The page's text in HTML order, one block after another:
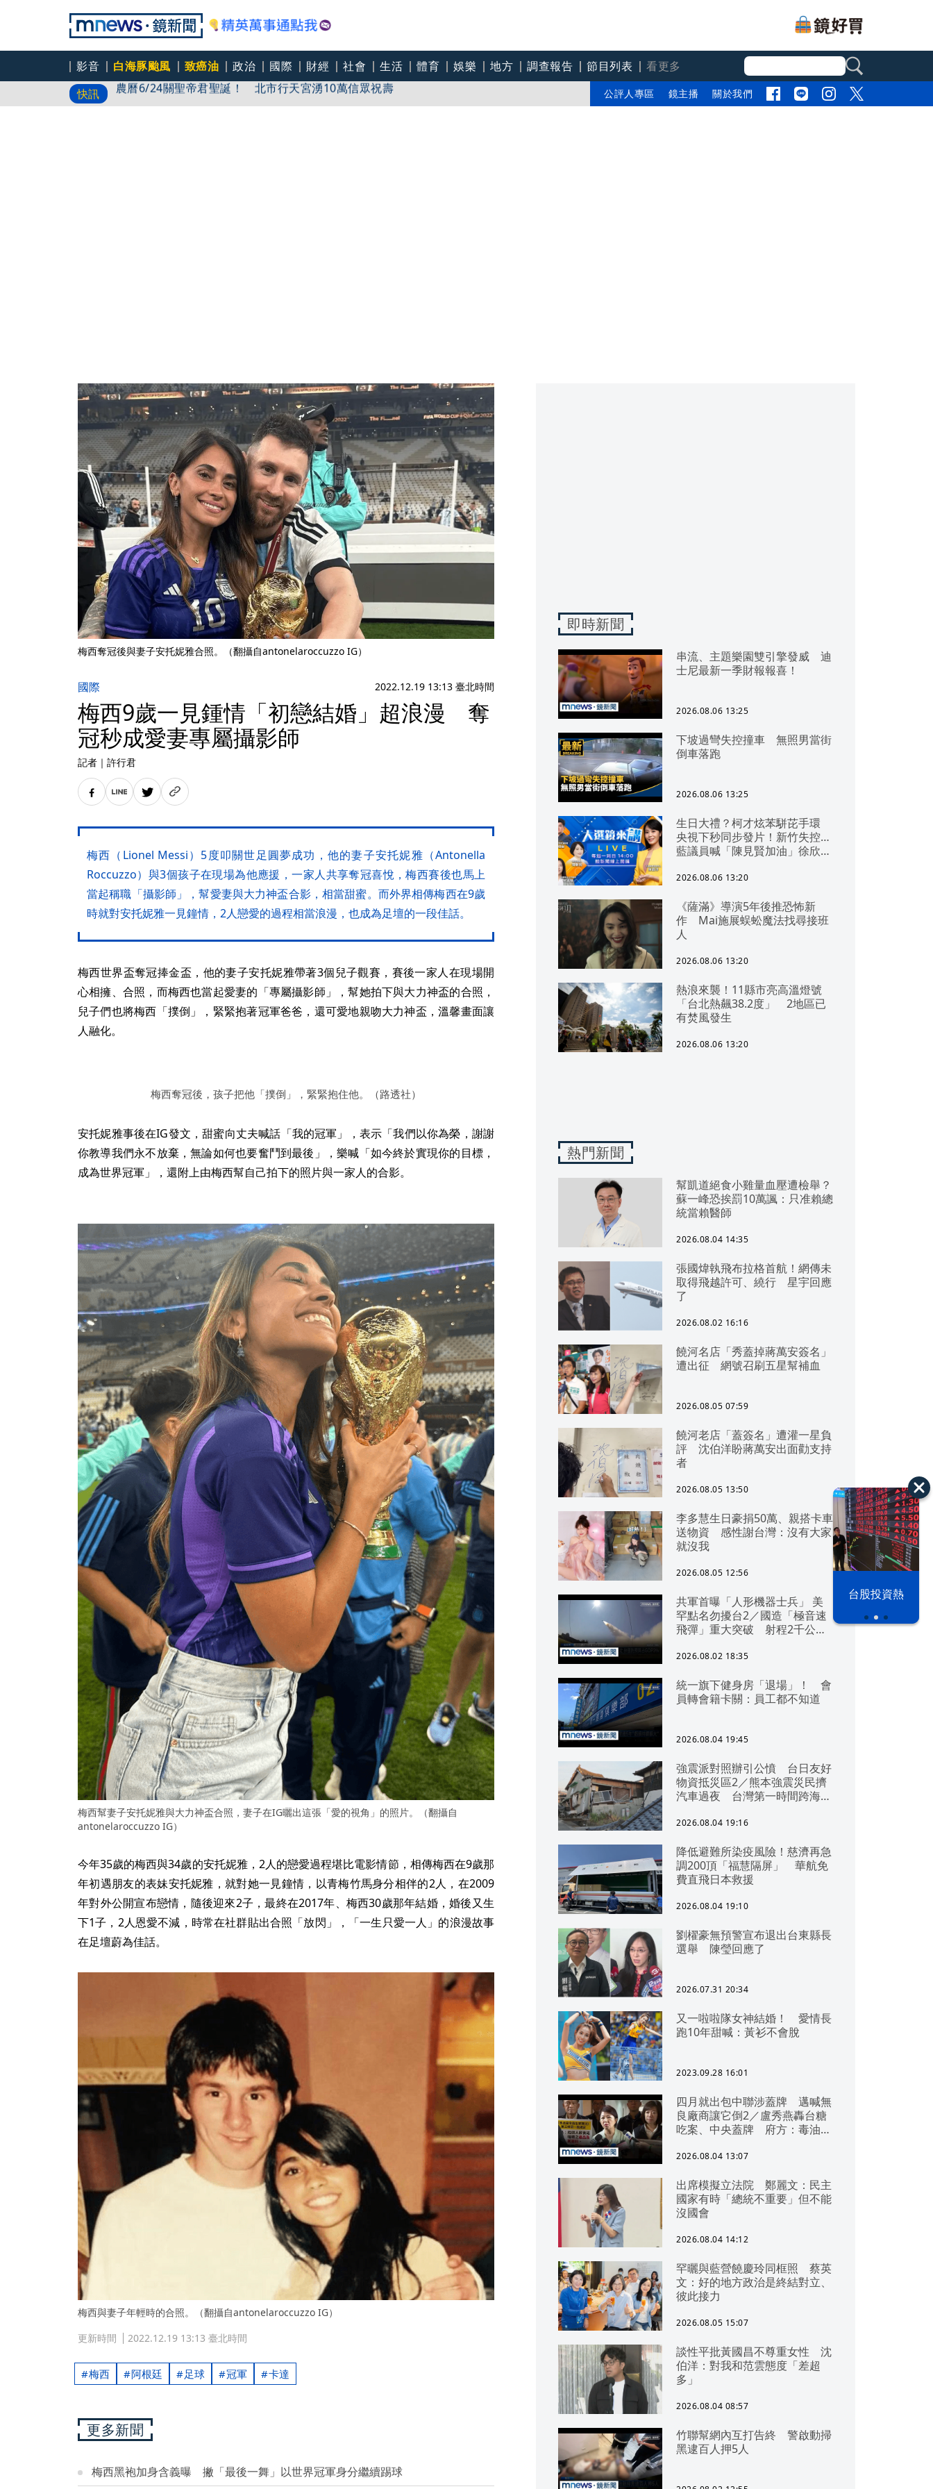
影音 白海豚颱風 致癌油 政治 國際 財經 社會 生活 體育 娛樂 地方 調查報告 節目列表
看更多
快訊
農曆6/24關聖帝君聖誕！ 北市行天宮湧10萬信眾祝壽
王柏融10局下敲「再見安」 台鋼7:6氣走樂天
公評人專區 鏡主播 關於我們
之下
台股投資熱
梅西奪冠後與妻子安托妮雅合照。（翻攝自antonelaroccuzzo IG）
國際 2022.12.19 13:13 臺北時間
梅西9歲一見鍾情「初戀結婚」超浪漫 奪
冠秒成愛妻專屬攝影師
記者 ｜ 許行君
梅西（Lionel Messi）5度叩關世足圓夢成功，他的妻子安托妮雅（Antonella
Roccuzzo）與3個孩子在現場為他應援，一家人共享奪冠喜悅，梅西賽後也馬上
當起稱職「攝影師」，幫愛妻與大力神盃合影，相當甜蜜。而外界相傳梅西在9歲
時就對安托妮雅一見鐘情，2人戀愛的過程相當浪漫，也成為足壇的一段佳話。
梅西世界盃奪冠捧金盃，他的妻子安托妮雅帶著3個兒子觀賽，賽後一家人在現場開
心相擁、合照，而梅西也當起愛妻的「專屬攝影師」，幫她拍下與大力神盃的合照，
兒子們也將梅西「撲倒」，緊緊抱著冠軍爸爸，還可愛地親吻大力神盃，溫馨畫面讓
人融化。
梅西奪冠後，孩子把他「撲倒」，緊緊抱住他。（路透社）
1|2
安托妮雅事後在IG發文，甜蜜向丈夫喊話「我的冠軍」，表示「我們以你為榮，謝謝
你教導我們永不放棄，無論如何也要奮鬥到最後」，樂喊「如今終於實現你的目標，
成為世界冠軍」，還附上由梅西幫自己拍下的照片與一家人的合影。
梅西幫妻子安托妮雅與大力神盃合照，妻子在IG曬出這張「愛的視角」的照片。（翻攝自
antonelaroccuzzo IG）
今年35歲的梅西與34歲的安托妮雅，2人的戀愛過程堪比電影情節，相傳梅西在9歲那
年初遇朋友的表妹安托妮雅，就對她一見鐘情，以青梅竹馬身分相伴的2人，在2009
年對外公開宣布戀情，隨後迎來2子，最終在2017年、梅西30歲那年結婚，婚後又生
下1子，2人恩愛不減，時常在社群貼出合照「放閃」，「一生只愛一人」的浪漫故事
在足壇蔚為佳話。
梅西與妻子年輕時的合照。（翻攝自antonelaroccuzzo IG）
更新時間
2022.12.19 13:13 臺北時間
梅西 阿根廷 足球 冠軍 卡達
更多新聞
梅西黑袍加身含義曝 撇「最後一舞」以世界冠軍身分繼續踢球
即時新聞
串流、主題樂園雙引擎發威 迪
士尼最新一季財報報喜！
2026.08.06 13:25
下坡過彎失控撞車 無照男當街
倒車落跑
2026.08.06 13:25
生日大禮？柯才炫苯駢芘手環
央視下秒同步發片！新竹失控…
藍議員喊「陳見賢加油」徐欣瑩
掌兵符藍多地變天？遭壓制？沈
2026.08.06 13:20
《薩滿》導演5年後推恐怖新
作 Mai施展蜈蚣魔法找尋接班
人
2026.08.06 13:20
熱浪來襲！11縣市亮高溫燈號
「台北熱飆38.2度」 2地區已
有焚風發生
2026.08.06 13:20
熱門新聞
幫凱道絕食小雞量血壓遭檢舉？
蘇一峰恐挨罰10萬諷：只准賴總
統當賴醫師
2026.08.04 14:35
張國煒執飛布拉格首航！網傳未
取得飛越許可、繞行 星宇回應
了
2026.08.02 16:16
饒河名店「秀蓋掉蔣萬安簽名」
遭出征 網號召刷五星幫補血
2026.08.05 07:59
饒河老店「蓋簽名」遭灌一星負
評 沈伯洋盼蔣萬安出面勸支持
者
2026.08.05 13:50
李多慧生日豪捐50萬、親搭卡車
送物資 感性謝台灣：沒有大家
就沒我
2026.08.05 12:56
共軍首曝「人形機器士兵」 美
罕點名勿擾台2／國造「極音速
飛彈」重大突破 射程2千公里
2026.08.02 18:35
統一旗下健身房「退場」！ 會
員轉會籍卡關：員工都不知道
2026.08.04 19:45
強震派對照辦引公憤 台日友好
物資抵災區2／熊本強震災民擠
汽車過夜 台灣第一時間跨海急
2026.08.04 19:16
降低避難所染疫風險！慈濟再急
調200頂「福慧隔屏」 華航免
費直飛日本救援
2026.08.04 19:10
劉櫂豪無預警宣布退出台東縣長
選舉 陳瑩回應了
2026.07.31 20:34
又一啦啦隊女神結婚！ 愛情長
跑10年甜喊：黃衫不會脫
2023.09.28 16:01
四月就出包中聯涉蓋牌 邁喊無
良廠商讓它倒2／盧秀燕轟台糖
吃案、中央蓋牌 府方：毒油一
2026.08.04 13:07
出席模擬立法院 鄭麗文：民主
國家有時「總統不重要」但不能
沒國會
2026.08.04 14:12
罕曬與藍營饒慶玲同框照 蔡英
文：好的地方政治是終結對立、
彼此接力
2026.08.05 15:07
談性平批黃國昌不尊重女性 沈
伯洋：對我和范雲態度「差超
多」
2026.08.04 08:57
竹聯幫網內互打告終 警啟動掃
黑逮百人押5人